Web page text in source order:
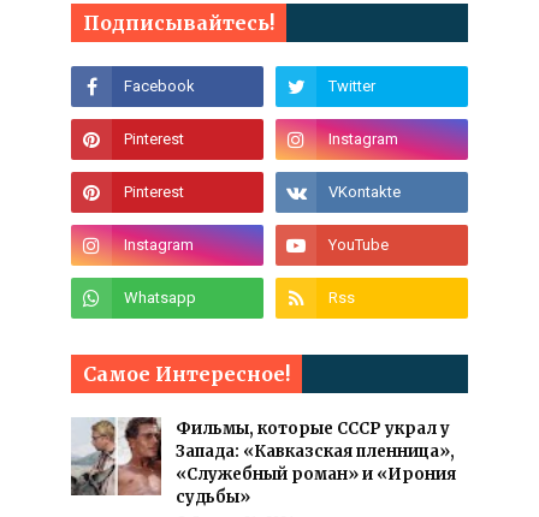
Подписывайтесь!
Самое Интересное!
Фильмы, которые СССР украл у
Запада: «Кавказская пленница»,
«Служебный роман» и «Ирония
судьбы»